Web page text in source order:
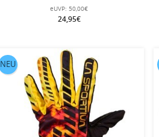
eUVP: 50,00€
24,95€
NEU